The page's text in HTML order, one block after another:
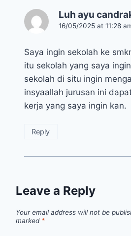
Luh ayu
16/05/2025 at 11:28
Saya ingin sekolah ke
itu sekolah yang saya
sekolah di situ ingin
insyaallah jurusan ini
kerja yang saya ingin kan.
Reply
Leave a Reply
Your email address will not be
marked *